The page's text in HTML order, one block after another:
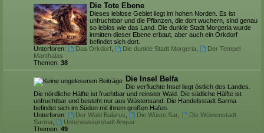
Die Tote Ebene
Dieses leblose Gebiet liegt im hohen Norden. Es ist
unfruchtbar und die Pflanzen, die dort wuchern, sind genau
so leblos wie das Land. Die dunkle Stadt Morgeria wurde
inmitten dieser Ebene erbaut, aber auch ein Orkdorf
befindet sich dort.
Unterforen:
Das Orkdorf, Die dunkle Stadt Morgeria
Der Tempel
Manthalas
Themen: 38
Die Insel Belfa
Die verfluchte Insel liegt östlich des Landes.
Die nördliche Hälfte ist fruchtbar und reinster Wald. Die südliche Hälfte ist
unfruchtbar und besteht nur aus Wüstensand. Die Handelsstadt Sarma
befindet sich im Süden mit ihrem großen Hafen.
Unterforen:
Der Wald Balarus Die Wüste Sar,
Die Wüstenstadt
Sarma
Unterwasserstadt Anqua
Themen: 49